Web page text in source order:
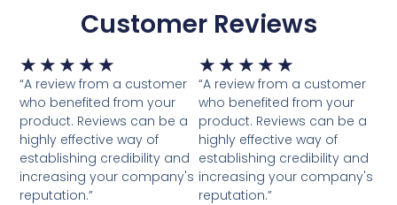
Customer Reviews
★ ★ ★ ★ ★ Waardering
5
van
5
“A review from a customer
who benefited from your
product. Reviews can be a
highly effective way of
establishing credibility and
increasing your company's
reputation.”
★ ★ ★ ★ ★
5
van
5
“A review from a customer
who benefited from your
product. Reviews can be a
highly effective way of
establishing credibility and
increasing your company's
reputation.”